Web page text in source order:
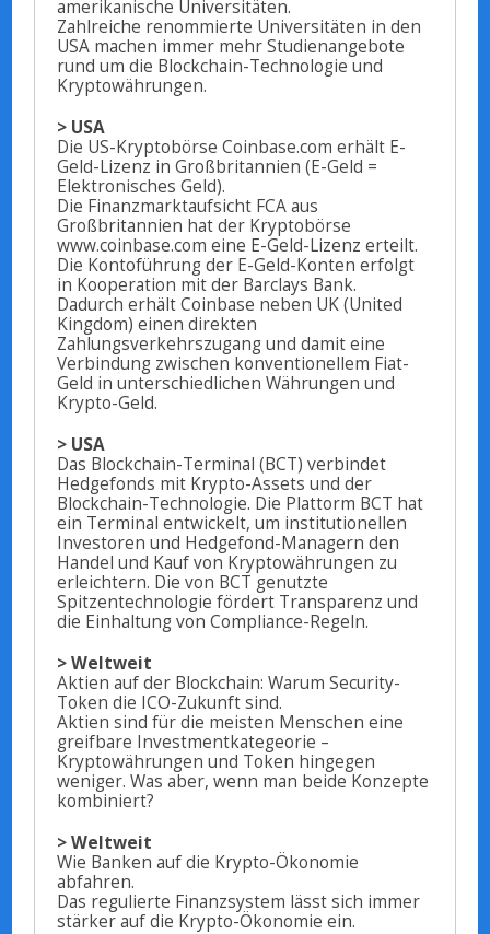
amerikanische Universitäten.
Zahlreiche renommierte Universitäten in den
USA machen immer mehr Studienangebote
rund um die Blockchain-Technologie und
Kryptowährungen.
> USA
Die US-Kryptobörse Coinbase.com erhält E-
Geld-Lizenz in Großbritannien (E-Geld =
Elektronisches Geld).
Die Finanzmarktaufsicht FCA aus
Großbritannien hat der Kryptobörse
www.coinbase.com eine E-Geld-Lizenz erteilt.
Die Kontoführung der E-Geld-Konten erfolgt
in Kooperation mit der Barclays Bank.
Dadurch erhält Coinbase neben UK (United
Kingdom) einen direkten
Zahlungsverkehrszugang und damit eine
Verbindung zwischen konventionellem Fiat-
Geld in unterschiedlichen Währungen und
Krypto-Geld.
> USA
Das Blockchain-Terminal (BCT) verbindet
Hedgefonds mit Krypto-Assets und der
Blockchain-Technologie. Die Plattorm BCT hat
ein Terminal entwickelt, um institutionellen
Investoren und Hedgefond-Managern den
Handel und Kauf von Kryptowährungen zu
erleichtern. Die von BCT genutzte
Spitzentechnologie fördert Transparenz und
die Einhaltung von Compliance-Regeln.
> Weltweit
Aktien auf der Blockchain: Warum Security-
Token die ICO-Zukunft sind.
Aktien sind für die meisten Menschen eine
greifbare Investmentkategeorie –
Kryptowährungen und Token hingegen
weniger. Was aber, wenn man beide Konzepte
kombiniert?
> Weltweit
Wie Banken auf die Krypto-Ökonomie
abfahren.
Das regulierte Finanzsystem lässt sich immer
stärker auf die Krypto-Ökonomie ein.